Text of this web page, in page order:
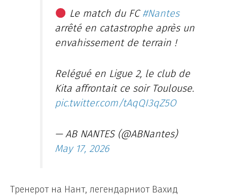
Le match du FC#Nantes
arrêté en catastrophe après un
envahissement de terrain !
Relégué en Ligue 2, le club de
Kita affrontait ce soir Toulouse.
pic.twitter.com/tAqQI3qZ5O
— AB NANTES (@ABNantes)
May 17, 2026
Тренерот на Нант, легендарниот Вахид